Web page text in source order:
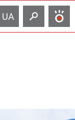
UA